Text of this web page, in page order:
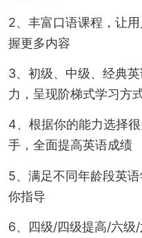
2、丰富口语课程，让
握更多内容
3、初级、中级、经典
力，呈现阶梯式学习方
4、根据你的能力选择
手，全面提高英语成绩
5、满足不同年龄段英
你指导
6、四级/四级提高/六级